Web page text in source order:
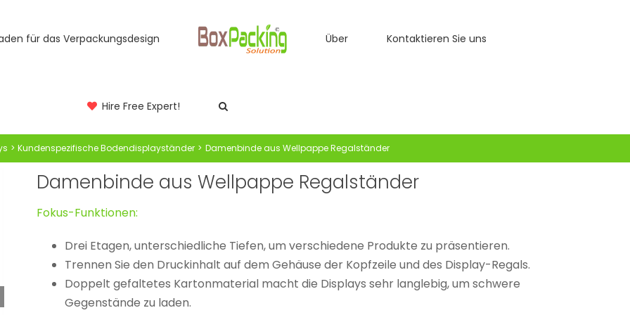
für das Verpackungsdesign Über Kontaktieren Sie uns
Hire Free Expert!
Kundenspezifische Bodendisplayständer Damenbinde aus Wellpappe Regalständer
Damenbinde aus Wellpappe Regalständer
Fokus-Funktionen:
Drei Etagen, unterschiedliche Tiefen, um verschiedene Produkte zu präsentieren.
Trennen Sie den Druckinhalt auf dem Gehäuse der Kopfzeile und des Display-Regals.
Doppelt gefaltetes Kartonmaterial macht die Displays sehr langlebig, um schwere
Gegenstände zu laden.